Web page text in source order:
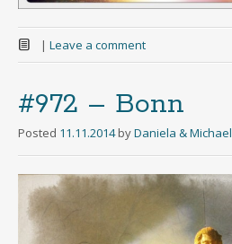
| Leave a comment
#972 – Bonn
Posted 11.11.2014 byDaniela & Michael